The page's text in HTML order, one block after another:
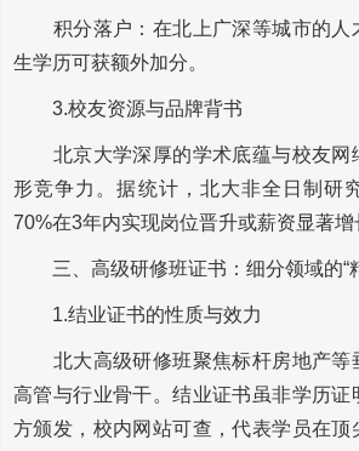
积分落户：在北上广深等城市的人
生学历可获额外加分。
3.校友资源与品牌背书
北京大学深厚的学术底蕴与校友网
形竞争力。据统计，北大非全日制研
70%在3年内实现岗位晋升或薪资显著增
三、高级研修班证书：细分领域的“
1.结业证书的性质与效力
北大高级研修班聚焦标杆房地产等
高管与行业骨干。结业证书虽非学历证
方颁发，校内网站可查，代表学员在顶